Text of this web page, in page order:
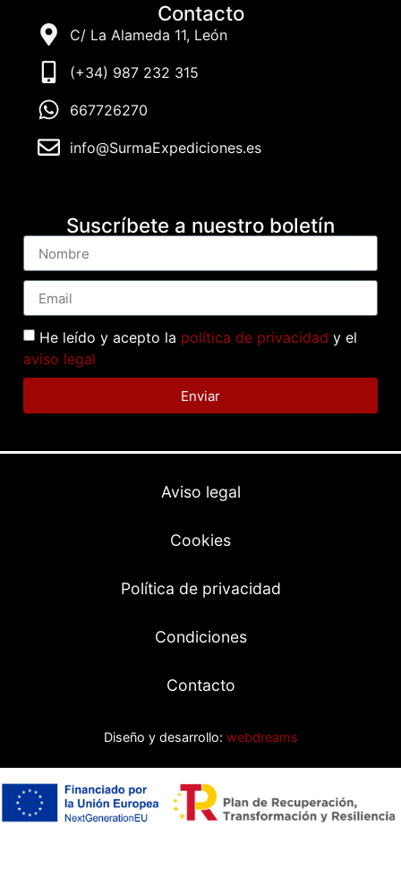
Contacto
C/ La Alameda 11, León
(+34) 987 232 315
667726270
info@SurmaExpediciones.es
Suscríbete a nuestro boletín
He leído y acepto la política de privacidad y el
aviso legal
Enviar
Aviso legal
Cookies
Política de privacidad
Condiciones
Contacto
Diseño y desarrollo: webdreams